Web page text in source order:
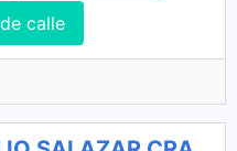
calle